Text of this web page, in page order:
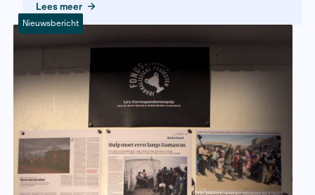
6 maart 2015
Nieuwe beurs journalist-in-
Athene